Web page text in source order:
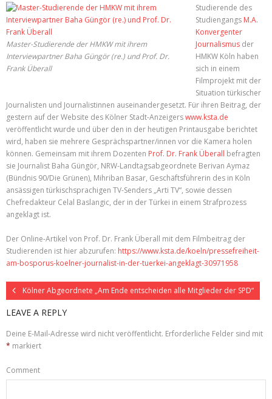
Master-Studierende der HMKW mit ihrem
Interviewpartner Baha Güngör (re.) und Prof. Dr.
Frank Überall
Studierende des
Studiengangs M.A.
Konvergenter
Journalismus der
HMKW Köln haben
sich in einem
Filmprojekt mit der
Situation türkischer
Journalisten und Journalistinnen auseinandergesetzt. Für ihren Beitrag, der
gestern auf der Website des Kölner Stadt-Anzeigerswww.ksta.de
veröffentlicht wurde und über den in der heutigen Printausgabe berichtet
wird, haben sie mehrere Gesprächspartner/innen vor die Kamera holen
können. Gemeinsam mit ihrem Dozenten Prof. Dr. Frank Überall befragten
sie Journalist Baha Güngör, NRW-Landtagsabgeordnete Berivan Aymaz
(Bündnis 90/Die Grünen), Mihriban Basar, Geschäftsführerin des in Köln
ansässigen türkischsprachigen TV-Senders „Arti TV“, sowie dessen
Chefredakteur Celal Baslangic, der in der Türkei in einem Strafprozess
angeklagt ist.
Der Online-Artikel von Prof. Dr. Frank Überall mit dem Filmbeitrag der
Studierenden ist hier abzurufen: https://www.ksta.de/koeln/pressefreiheit-
am-bosporus-koelner-journalist-in-der-tuerkei-angeklagt-30971958
Kölner Abgeordnete „Am Ende entscheiden alle Mitglieder der SPD“
LEAVE A REPLY
Deine E-Mail-Adresse wird nicht veröffentlicht. Erforderliche Felder sind mit
* markiert
Comment